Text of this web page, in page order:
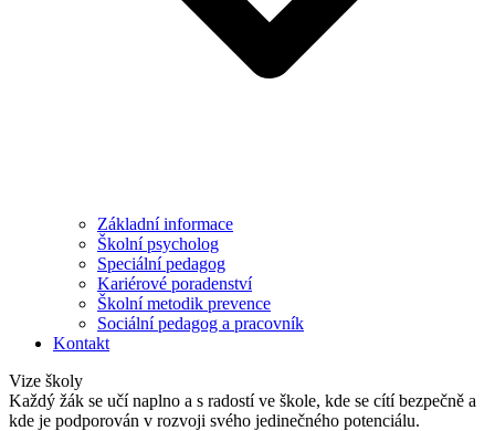
Základní informace
Školní psycholog
Speciální pedagog
Kariérové poradenství
Školní metodik prevence
Sociální pedagog a pracovník
Kontakt
Vize školy
Každý žák se učí naplno a s radostí ve škole, kde se cítí bezpečně a
kde je podporován v rozvoji svého jedinečného potenciálu.